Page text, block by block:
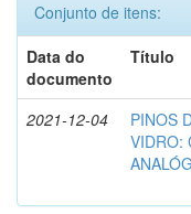
Conjunto de itens:
Data do
documento
Título
2021-12-04
PINOS
VIDRO: